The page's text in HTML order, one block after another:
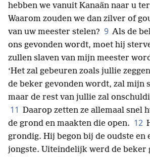
hebben we vanuit Kanaän naar u
Waarom zouden we dan zilver of
van uw meester stelen? 9 Als de
ons gevonden wordt, moet hij
zullen slaven van mijn meester
‘Het zal gebeuren zoals jullie
de beker gevonden wordt, zal mijn
maar de rest van jullie zal
11 Daarop zetten ze allemaal snel
de grond en maakten die open. 12
grondig. Hij begon bij de oudste en
jongste. Uiteindelijk werd de beker